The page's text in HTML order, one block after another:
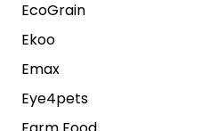
EcoGrain
Ekoo
Emax
Eye4pets